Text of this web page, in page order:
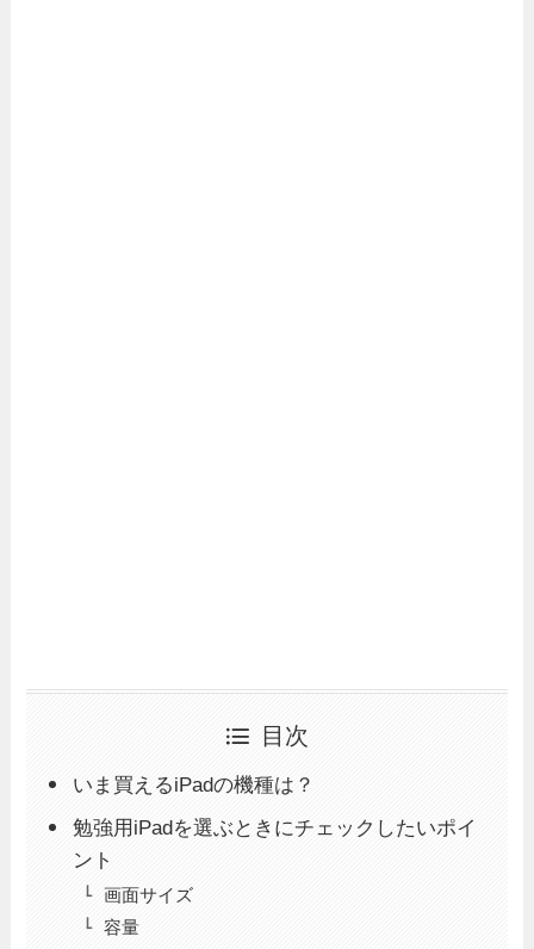
目次
いま買えるiPadの機種は？
勉強用iPadを選ぶときにチェックしたいポイ
ント
画面サイズ
容量